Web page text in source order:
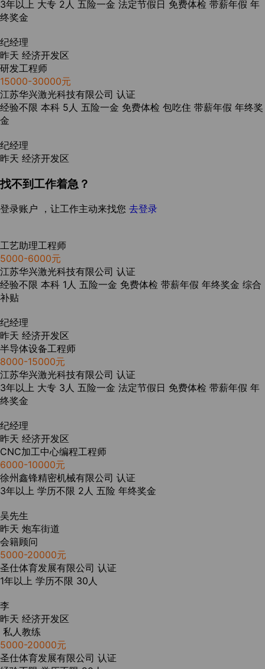
3年以上 大专 2人 五险一金 法定节假日 免费体检 带薪年假 年
终奖金
纪经理
昨天 经济开发区
研发工程师
15000-30000元
江苏华兴激光科技有限公司 认证
经验不限 本科 5人 五险一金 免费体检 包吃住 带薪年假 年终奖
金
纪经理
昨天 经济开发区
找不到工作着急？
登录账户 ，让工作主动来找您 去登录
工艺助理工程师
5000-6000元
江苏华兴激光科技有限公司 认证
经验不限 本科 1人 五险一金 免费体检 带薪年假 年终奖金 综合
补贴
纪经理
昨天 经济开发区
半导体设备工程师
8000-15000元
江苏华兴激光科技有限公司 认证
3年以上 大专 3人 五险一金 法定节假日 免费体检 带薪年假 年
终奖金
纪经理
昨天 经济开发区
CNC加工中心编程工程师
6000-10000元
徐州鑫锋精密机械有限公司 认证
3年以上 学历不限 2人 五险 年终奖金
吴先生
昨天 炮车街道
会籍顾问
5000-20000元
圣仕体育发展有限公司 认证
1年以上 学历不限 30人
李
昨天 经济开发区
私人教练
5000-20000元
圣仕体育发展有限公司 认证